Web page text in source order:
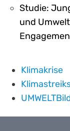
Studie:
und
Klimakrise